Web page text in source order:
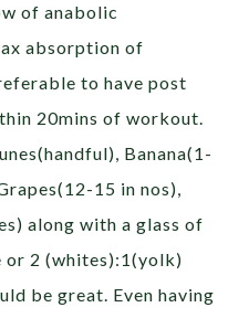
of anabolic
absorption of
to have post
20mins of workout.
Banana(1-
15 in nos),
along with a glass of
2 (whites):1(yolk)
be great. Even having